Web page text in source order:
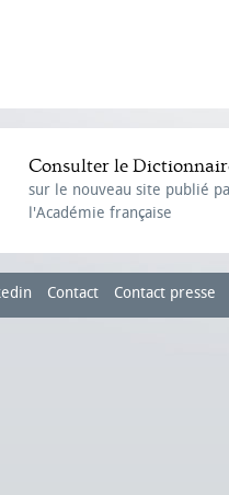
Consulter le
sur le nouveau site publié
l'Académie française
Contact Contact presse